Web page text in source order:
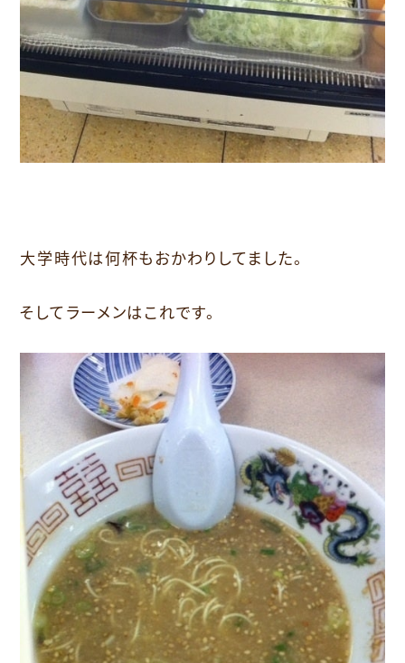
大学時代は何杯もおかわりしてました。
そしてラーメンはこれです。